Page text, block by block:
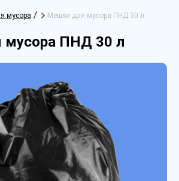
мусора / Мешки для мусора ПНД 30 л
ПНД 30 л